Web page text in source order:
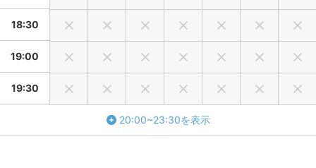
18:30
19:00
19:30
20:00~23:30を表示